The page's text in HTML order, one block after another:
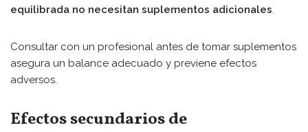
equilibrada no necesitan suplementos adicionales.
Consultar con un profesional antes de tomar suplementos
asegura un balance adecuado y previene efectos
adversos.
Efectos secundarios de